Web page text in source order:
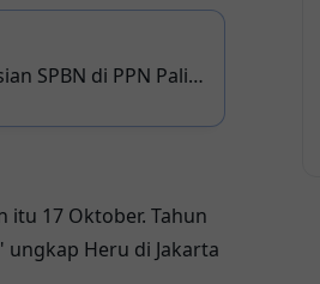
SPBN di PPN Palipi
itu 17 Oktober. Tahun
ungkap Heru di Jakarta